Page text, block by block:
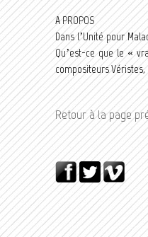
A PROPOS
Dans l’Unité pour
Qu’est-ce que le «
compositeurs
Retour à la page